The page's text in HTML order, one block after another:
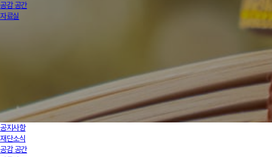
공감 공간
자료실
공지사항
재단소식
공감 공간